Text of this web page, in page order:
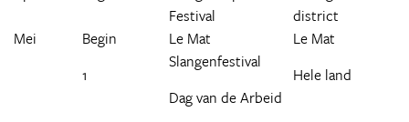
Festival
district
Mei
Begin
1
Le Mat
Slangenfestival
Dag van de Arbeid
Le Mat
Hele land